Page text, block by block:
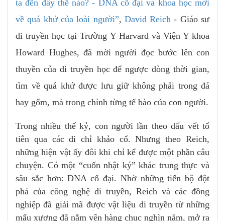
ta đến đây thế nào? - DNA cổ đại và khoa học mới
về quá khứ của loài người”, David Reich - Giáo sư
di truyền học tại Trường Y Harvard và Viện Y khoa
Howard Hughes, đã mời người đọc bước lên con
thuyền của di truyền học để ngược dòng thời gian,
tìm về quá khứ được lưu giữ không phải trong đá
hay gốm, mà trong chính từng tế bào của con người.
Trong nhiều thế kỷ, con người lần theo dấu vết tổ
tiên qua các di chỉ khảo cổ. Nhưng theo Reich,
những hiện vật ấy đôi khi chỉ kể được một phần câu
chuyện. Có một “cuốn nhật ký” khác trung thực và
sâu sắc hơn: DNA cổ đại. Nhờ những tiến bộ đột
phá của công nghệ di truyền, Reich và các đồng
nghiệp đã giải mã được vật liệu di truyền từ những
mẩu xương đã nằm yên hàng chục nghìn năm, mở ra